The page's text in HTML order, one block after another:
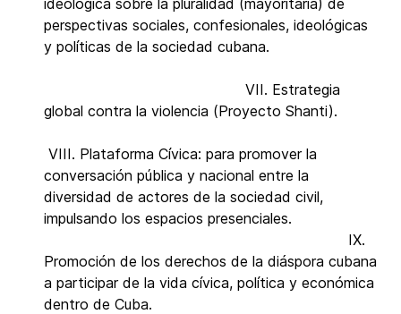
ideológica sobre la pluralidad (mayoritaria) de
perspectivas sociales, confesionales, ideológicas
y políticas de la sociedad cubana.
VII. Estrategia
global contra la violencia (Proyecto Shanti).
VIII. Plataforma Cívica: para promover la
conversación pública y nacional entre la
diversidad de actores de la sociedad civil,
impulsando los espacios presenciales.
IX.
Promoción de los derechos de la diáspora cubana
a participar de la vida cívica, política y económica
dentro de Cuba.